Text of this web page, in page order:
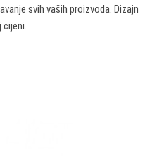
svih vaših proizvoda. Dizajn